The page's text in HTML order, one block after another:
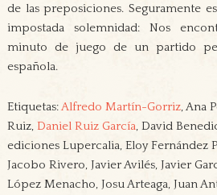
de las preposiciones. Seguramente
impostada solemnidad: Nos
minuto de juego de un partido
española.
Etiquetas:Alfredo Martín-Gorriz, Ana
Ruiz, Daniel Ruiz García, David
ediciones Lupercalia, Eloy Fernández
Jacobo Rivero, Javier Avilés, Javier
López Menacho, Josu Arteaga, Juan